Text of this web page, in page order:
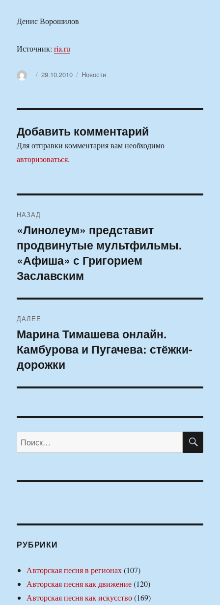
Денис Ворошилов
Источник:ria.ru
АвторОпубликовано
29.10.2010 Рубрики
Новости
Добавить комментарий
Для отправки комментария вам необходимо
авторизоваться.
по
записям
НАЗАД
Предыдущая
запись:
«Линолеум» представит
продвинутые мультфильмы.
«Афиша» с Григорием
Заславским
ДАЛЕЕ
Следующая
запись:
Марина Тимашева онлайн.
Камбурова и Пугачева: стёжки-
дорожки
Искать:
РУБРИКИ
Авторская песня в регионах(107)
Авторская песня как движение(120)
Авторская песня как искусство(169)